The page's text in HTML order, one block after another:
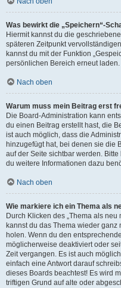
Was bewirkt die „Speichern“-
Hiermit kannst du die
späteren Zeitpunkt
kannst du mit der Funktion
persönlichen Bereich erneut laden.
Nach oben
Warum muss mein Beitrag erst
Die Board-Administration kann
du einen Beitrag erstellt hast, die
ist auch möglich, dass die
hinzugefügt hat, bei denen sie die
auf der Seite sichtbar werden.
du weitere Informationen dazu
Nach oben
Wie markiere ich ein Thema als
Durch Klicken des „Thema als
kannst du das Thema wieder
holen. Wenn du den
möglicherweise deaktiviert oder
Zeit vergangen. Es ist auch
einfach eine Antwort darauf
dieses Boards beachtest! Es wird
triftigen Grund auf alte oder